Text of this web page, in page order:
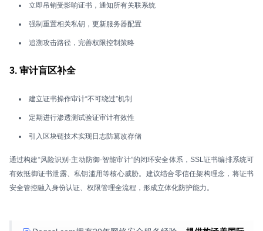
立即吊销受影响证书，通知所有关联系统
强制重置相关私钥，更新服务器配置
追溯攻击路径，完善权限控制策略
3. 审计盲区补全
建立证书操作审计“不可绕过”机制
定期进行渗透测试验证审计有效性
引入区块链技术实现日志防篡改存储
通过构建“风险识别-主动防御-智能审计”的闭环安全体系，SSL证书编排系统可
有效抵御证书泄露、私钥滥用等核心威胁。建议结合零信任架构理念，将证书
安全管控融入身份认证、权限管理全流程，形成立体化防护能力。